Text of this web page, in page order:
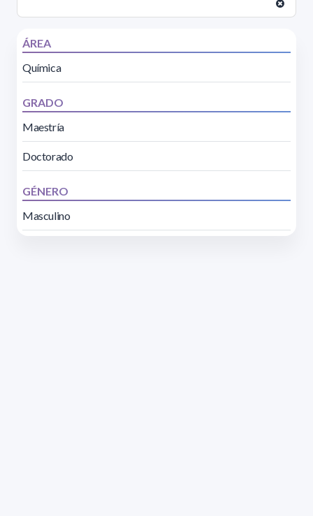
ÁREA
Química
GRADO
Maestría
Doctorado
GÉNERO
Masculino